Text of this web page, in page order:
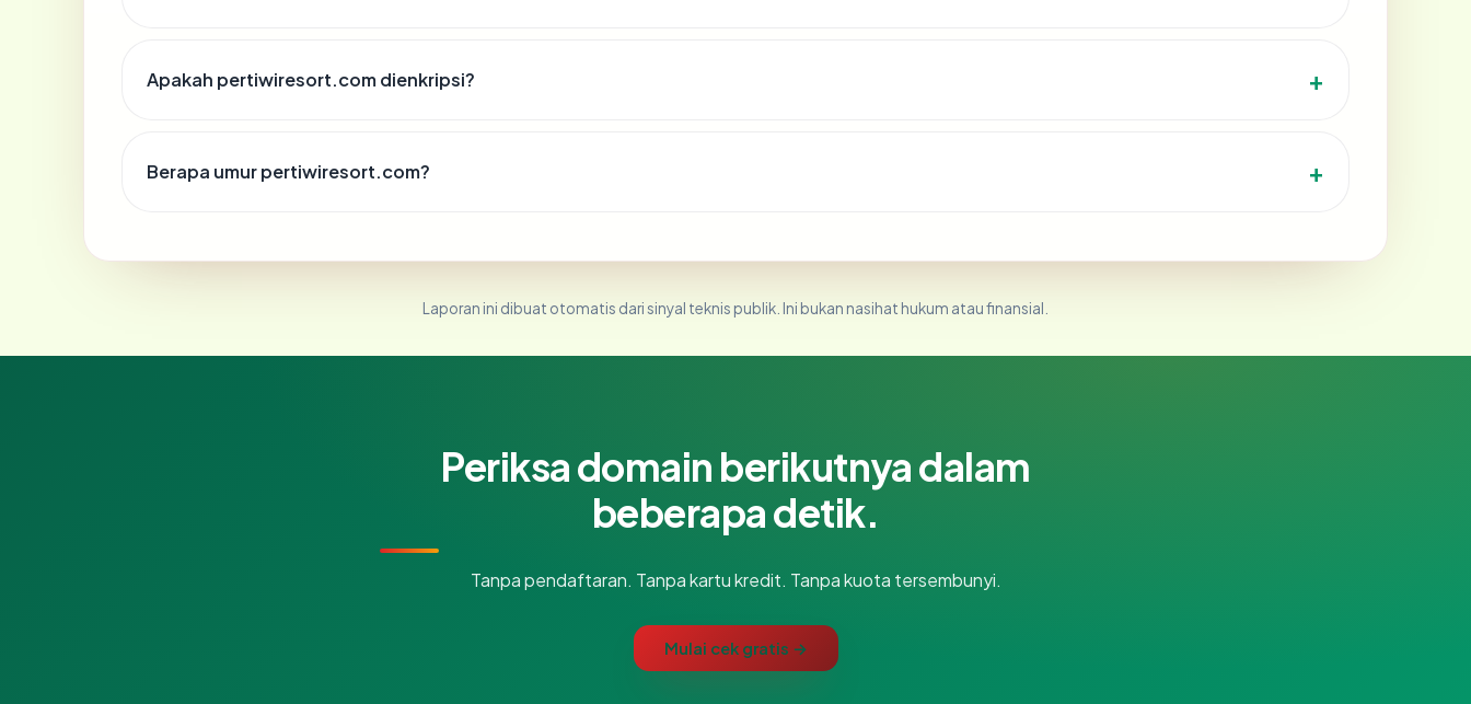
Apakah pertiwiresort.com dienkripsi?
Berapa umur pertiwiresort.com?
Laporan ini dibuat otomatis dari sinyal teknis publik. Ini bukan nasihat hukum atau finansial.
Periksa domain berikutnya dalam
beberapa detik.
Tanpa pendaftaran. Tanpa kartu kredit. Tanpa kuota tersembunyi.
Mulai cek gratis →